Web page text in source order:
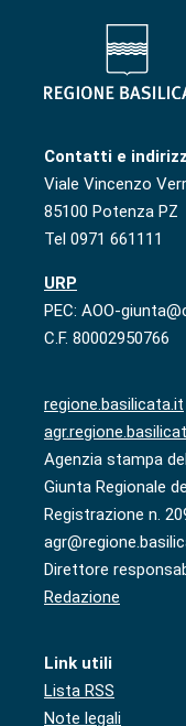
Contatti e
Viale Vincenzo
85100 Potenza PZ
Tel 0971 661111
URP
PEC: AOO-
C.F. 80002950766
regione.basilicata.it
Agenzia stampa
Giunta Regionale
Registrazione n.
Direttore
Redazione
Link utili
Lista RSS
Note legali